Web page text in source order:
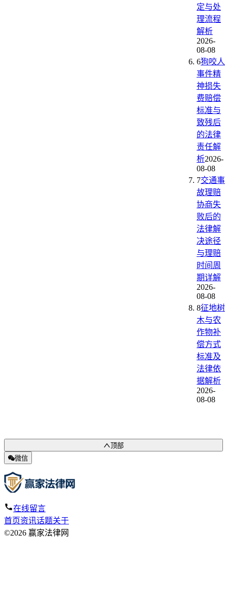
定与处
理流程
解析
2026-
08-08
6狗咬人
事件精
神损失
费赔偿
标准与
致残后
的法律
责任解
析2026-
08-08
7交通事
故理赔
协商失
败后的
法律解
决途径
与理赔
时间周
期详解
2026-
08-08
8征地树
木与农
作物补
偿方式
标准及
法律依
据解析
2026-
08-08
顶部
微信
在线留言
首页资讯话题关于
©2026 赢家法律网